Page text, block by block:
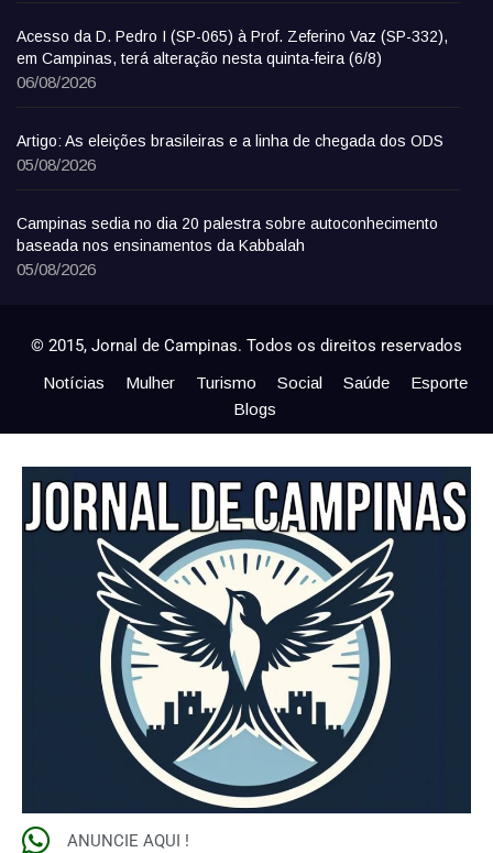
Acesso da D. Pedro I (SP-065) à Prof. Zeferino Vaz (SP-332),
em Campinas, terá alteração nesta quinta-feira (6/8)
06/08/2026
Artigo: As eleições brasileiras e a linha de chegada dos ODS
05/08/2026
Campinas sedia no dia 20 palestra sobre autoconhecimento
baseada nos ensinamentos da Kabbalah
05/08/2026
© 2015, Jornal de Campinas. Todos os direitos reservados
Notícias Mulher Turismo Social Saúde
Esporte
Blogs
ANUNCIE AQUI !